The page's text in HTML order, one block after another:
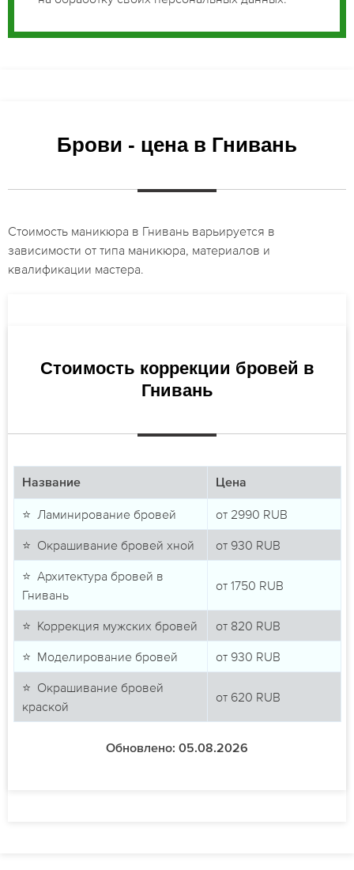
Брови - цена в Гнивань
Стоимость маникюра в Гнивань варьируется в
зависимости от типа маникюра, материалов и
квалификации мастера.
Стоимость коррекции бровей в
Гнивань
Название Цена
⭐ Ламинирование бровей от 2990 RUB
⭐ Окрашивание бровей хной от 930 RUB
⭐ Архитектура бровей в
Гнивань
от 1750 RUB
⭐ Коррекция мужских бровей от 820 RUB
⭐ Моделирование бровей от 930 RUB
⭐ Окрашивание бровей
краской
от 620 RUB
Обновлено: 05.08.2026